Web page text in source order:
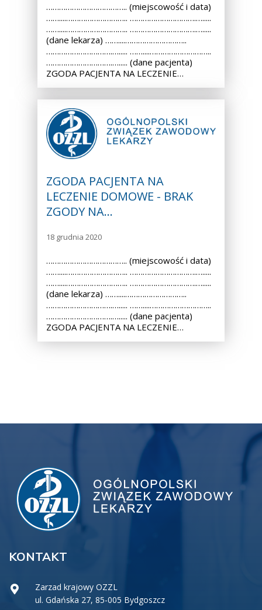
……………………………….. (miejscowość i data)
……....……………………….. ………………………….….....
……....……………………….. ………………………….….....
(dane lekarza) ……....………………………..
………………………….…..... ……....………………………..
………………………….…..... (dane pacjenta)
ZGODA PACJENTA NA LECZENIE…
ZGODA PACJENTA NA
LECZENIE DOMOWE - BRAK
ZGODY NA…
18 grudnia 2020
……………………………….. (miejscowość i data)
……....……………………….. ………………………….….....
……....……………………….. ………………………….….....
(dane lekarza) ……....………………………..
………………………….…..... ……....………………………..
………………………….…..... (dane pacjenta)
ZGODA PACJENTA NA LECZENIE…
KONTAKT
Zarzad krajowy OZZL
ul. Gdańska 27, 85-005 Bydgoszcz